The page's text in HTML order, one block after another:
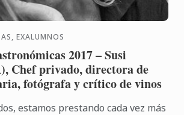
EXALUMNOS
2017 – Susi
Chef privado, directora de
fotógrafa y crítico de vinos
estamos prestando cada vez más